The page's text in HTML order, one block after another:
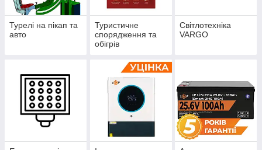
Турелі на пікап та
авто
Туристичне
спорядження та
обігрів
Світлотехніка
VARGO